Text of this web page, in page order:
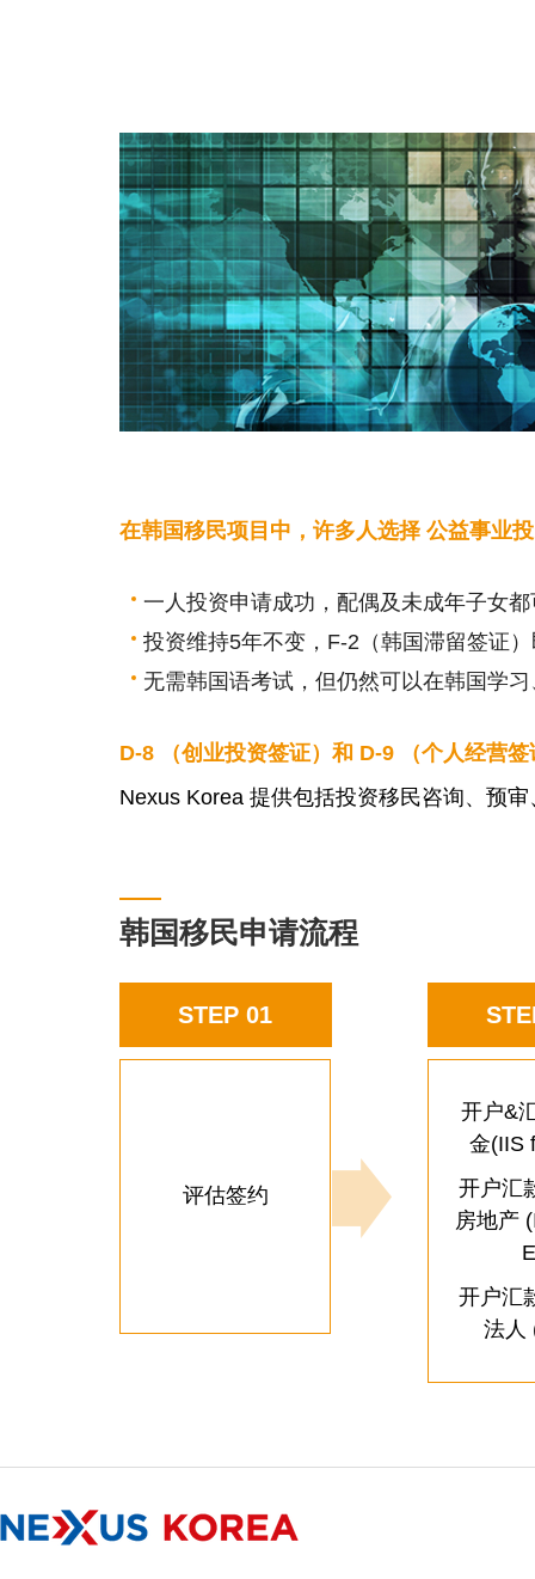
在韩国移民项目中，许多人选择 公益事业
一人投资申请成功，配偶及未成年子女
投资维持5年不变，F-2（韩国滞留签证
无需韩国语考试，但仍然可以在韩国学
D-8 （创业投资签证）和 D-9 （个人经营
Nexus Korea 提供包括投资移民咨询、预
韩国移民申请流程
STEP 01
评估签约
开户&
金(IIS
开户汇
房地产
开户汇
法人